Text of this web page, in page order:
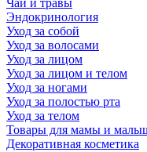
Чаи и травы
Эндокринология
Уход за собой
Уход за волосами
Уход за лицом
Уход за лицом и телом
Уход за ногами
Уход за полостью рта
Уход за телом
Товары для мамы и
Декоративная косметика